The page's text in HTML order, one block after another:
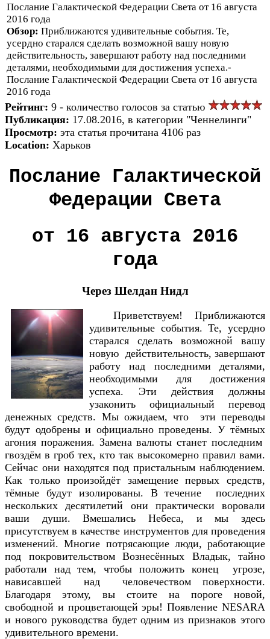
Послание Галактической Федерации Света от 16 августа
2016 года
Обзор: Приближаются удивительные события. Те,
усердно старался сделать возможной вашу новую
действительность, завершают работу над последними
деталями, необходимыми для достижения успеха.-
Послание Галактической Федерации Света от 16 августа
2016 года
Рейтинг: 9 - количество голосов за статью
Публикация: 17.08.2016, в категории "Ченнелинги"
Просмотр: эта статья прочитана 4106 раз
Location: Харьков
Послание Галактической
Федерации Света
от 16 августа 2016
года
Через Шелдан Нидл
Приветствуем! Приближаются
удивительные события. Те, усердно
старался сделать возможной вашу
новую действительность, завершают
работу над последними деталями,
необходимыми для достижения
успеха. Эти действия должны
узаконить официальный перевод
денежных средств. Мы ожидаем, что эти переводы
будут одобрены и официально проведены. У тёмных
агония поражения. Замена валюты станет последним
гвоздём в гроб тех, кто так высокомерно правил вами.
Сейчас они находятся под пристальным наблюдением.
Как только произойдёт замещение первых средств,
тёмные будут изолированы. В течение последних
нескольких десятилетий они практически воровали
ваши души. Вмешались Небеса, и мы здесь
присутствуем в качестве инструментов для проведения
изменений. Многие потрясающие люди, работающие
под покровительством Вознесённых Владык, тайно
работали над тем, чтобы положить конец угрозе,
нависавшей над человечеством поверхности.
Благодаря этому, вы стоите на пороге новой,
свободной и процветающей эры! Появление NESARA
и нового руководства будет одним из признаков этого
удивительного времени.